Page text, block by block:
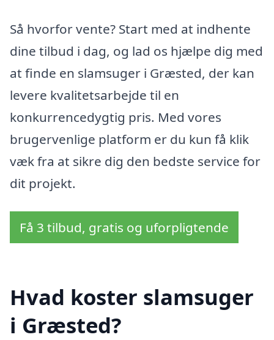
Så hvorfor vente? Start med at indhente
dine tilbud i dag, og lad os hjælpe dig med
at finde en slamsuger i Græsted, der kan
levere kvalitetsarbejde til en
konkurrencedygtig pris. Med vores
brugervenlige platform er du kun få klik
væk fra at sikre dig den bedste service for
dit projekt.
Få 3 tilbud, gratis og uforpligtende
Hvad koster slamsuger
i Græsted?